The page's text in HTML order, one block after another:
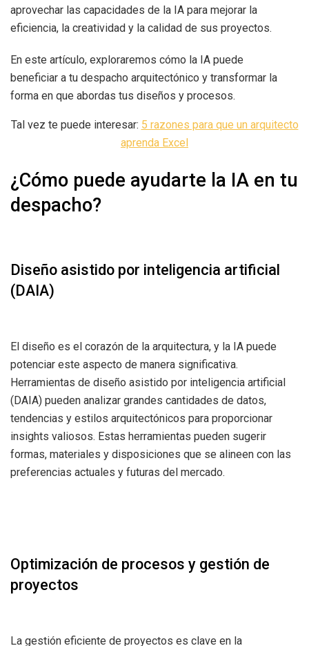
aprovechar las capacidades de la IA para mejorar la
eficiencia, la creatividad y la calidad de sus proyectos.
En este artículo, exploraremos cómo la IA puede
beneficiar a tu despacho arquitectónico y transformar la
forma en que abordas tus diseños y procesos.
Tal vez te puede interesar: 5 razones para que un arquitecto
aprenda Excel
¿Cómo puede ayudarte la IA en tu
despacho?
Diseño asistido por inteligencia artificial
(DAIA)
El diseño es el corazón de la arquitectura, y la IA puede
potenciar este aspecto de manera significativa.
Herramientas de diseño asistido por inteligencia artificial
(DAIA) pueden analizar grandes cantidades de datos,
tendencias y estilos arquitectónicos para proporcionar
insights valiosos. Estas herramientas pueden sugerir
formas, materiales y disposiciones que se alineen con las
preferencias actuales y futuras del mercado.
Optimización de procesos y gestión de
proyectos
La gestión eficiente de proyectos es clave en la